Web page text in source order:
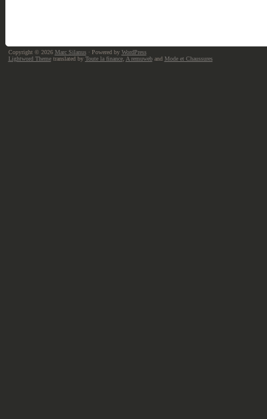
Copyright © 2026 Marc Silanus· Powered by WordPress
Lightword Themetranslated by Toute la finance, A remuweband Mode et Chaussures